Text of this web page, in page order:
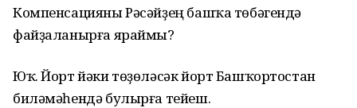
Компенсацияны Рәсәйҙең башҡа төбәгендә
файҙаланырға яраймы?
Юҡ. Йорт йәки төҙөләсәк йорт Башҡортостан
биләмәһендә булырға тейеш.